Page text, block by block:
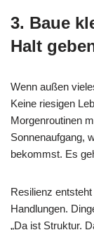
3. Baue
Halt
Wenn außen
Keine riesigen
Morgenroutinen
Sonnenaufgang,
bekommst. Es
Resilienz
Handlungen.
„Da ist Struktur.